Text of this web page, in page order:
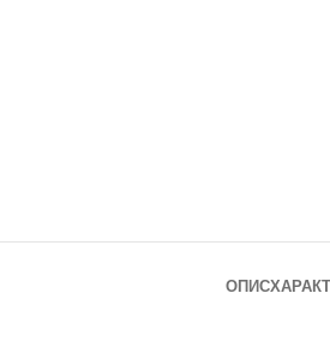
ОПИС